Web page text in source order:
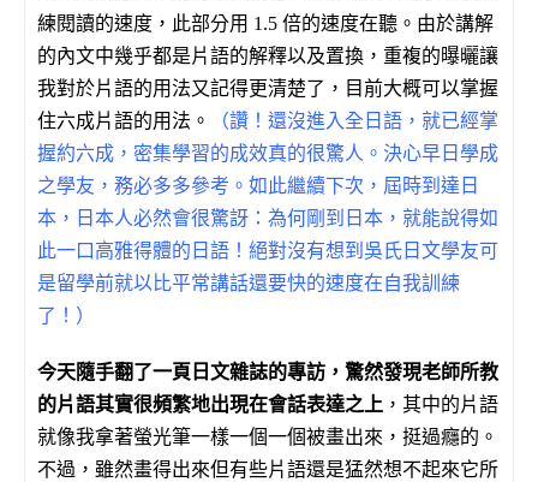
練閱讀的速度，此部分用 1.5 倍的速度在聽。由於講解
的內文中幾乎都是片語的解釋以及置換，重複的曝曬讓
我對於片語的用法又記得更清楚了，目前大概可以掌握
住六成片語的用法。
（讚！還沒進入全日語，就已經掌
握約六成，密集學習的成效真的很驚人。決心早日學成
之學友，務必多多參考。如此繼續下次，屆時到達日
本，日本人必然會很驚訝：為何剛到日本，就能說得如
此一口高雅得體的日語！絕對沒有想到吳氏日文學友可
是留學前就以比平常講話還要快的速度在自我訓練
了！）
今天隨手翻了一頁日文雜誌的專訪，驚然發現老師所教
的片語其實很頻繁地出現在會話表達之上 ，其中的片語
就像我拿著螢光筆一樣一個一個被畫出來，挺過癮的。
不過，雖然畫得出來但有些片語還是猛然想不起來它所